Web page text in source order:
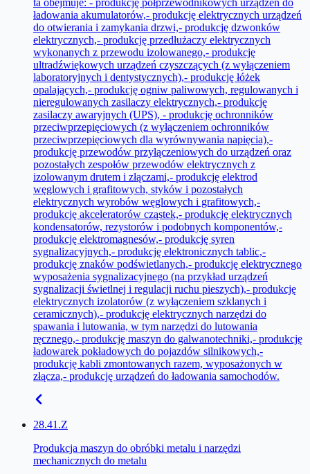
ta obejmuje: - produkcję półprzewodnikowych urządzeń do
ładowania akumulatorów,- produkcję elektrycznych urządzeń
do otwierania i zamykania drzwi,- produkcję dzwonków
elektrycznych,- produkcję przedłużaczy elektrycznych
wykonanych z przewodu izolowanego,- produkcję
ultradźwiękowych urządzeń czyszczących (z wyłączeniem
laboratoryjnych i dentystycznych),- produkcję łóżek
opalających,- produkcję ogniw paliwowych, regulowanych i
nieregulowanych zasilaczy elektrycznych,- produkcję
zasilaczy awaryjnych (UPS), - produkcję ochronników
przeciwprzepięciowych (z wyłączeniem ochronników
przeciwprzepięciowych dla wyrównywania napięcia),-
produkcję przewodów przyłączeniowych do urządzeń oraz
pozostałych zespołów przewodów elektrycznych z
izolowanym drutem i złączami,- produkcję elektrod
węglowych i grafitowych, styków i pozostałych
elektrycznych wyrobów węglowych i grafitowych,-
produkcję akceleratorów cząstek,- produkcję elektrycznych
kondensatorów, rezystorów i podobnych komponentów,-
produkcję elektromagnesów,- produkcję syren
sygnalizacyjnych,- produkcję elektronicznych tablic,-
produkcję znaków podświetlanych,- produkcję elektrycznego
wyposażenia sygnalizacyjnego (na przykład urządzeń
sygnalizacji świetlnej i regulacji ruchu pieszych),- produkcję
elektrycznych izolatorów (z wyłączeniem szklanych i
ceramicznych),- produkcję elektrycznych narzędzi do
spawania i lutowania, w tym narzędzi do lutowania
ręcznego,- produkcję maszyn do galwanotechniki,- produkcję
ładowarek pokładowych do pojazdów silnikowych,-
produkcję kabli zmontowanych razem, wyposażonych w
złącza,- produkcję urządzeń do ładowania samochodów.
28.41.Z
Produkcja maszyn do obróbki metalu i narzędzi
mechanicznych do metalu